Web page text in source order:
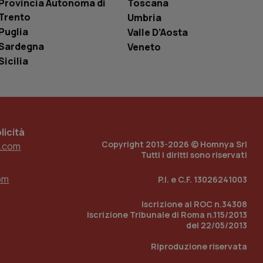
Autonoma di
Toscana
Umbria
Valle D’Aosta
Veneto
Copyright 2013-2026 © Homnya Srl
Tutti i diritti sono riservati
P.I. e C.F. 13026241003
Iscrizione al ROC n.34308
Iscrizione Tribunale di Roma n.115/2013
del 22/05/2013
Riproduzione riservata
per mantenere
incorporati
di
tenere traccia
incorporati
del sito web sta
dell’esperienza
per abilitare il
con identity